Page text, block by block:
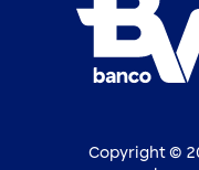
Ofertas
Câmbio e
Blog BV Inspira
Notícias
Caí em um
2ª via de boleto
Copyright ©